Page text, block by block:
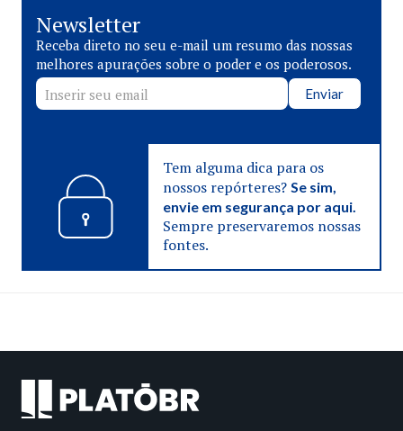
Newsletter
Receba direto no seu e-mail um resumo das nossas
melhores apurações sobre o poder e os poderosos.
Enviar
Tem alguma dica para os
nossos repórteres? Se sim,
envie em segurança por aqui.
Sempre preservaremos nossas
fontes.